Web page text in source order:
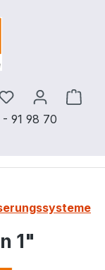
91 98 70
Du hast 0
1"